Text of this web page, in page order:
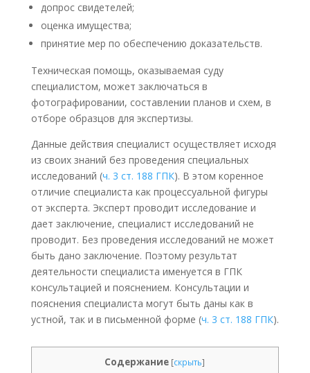
допрос свидетелей;
оценка имущества;
принятие мер по обеспечению доказательств.
Техническая помощь, оказываемая суду
специалистом, может заключаться в
фотографировании, составлении планов и схем, в
отборе образцов для экспертизы.
Данные действия специалист осуществляет исходя
из своих знаний без проведения специальных
исследований (ч. 3 ст. 188 ГПК). В этом коренное
отличие специалиста как процессуальной фигуры
от эксперта. Эксперт проводит исследование и
дает заключение, специалист исследований не
проводит. Без проведения исследований не может
быть дано заключение. Поэтому результат
деятельности специалиста именуется в ГПК
консультацией и пояснением. Консультации и
пояснения специалиста могут быть даны как в
устной, так и в письменной форме (ч. 3 ст. 188 ГПК).
Содержание [скрыть]